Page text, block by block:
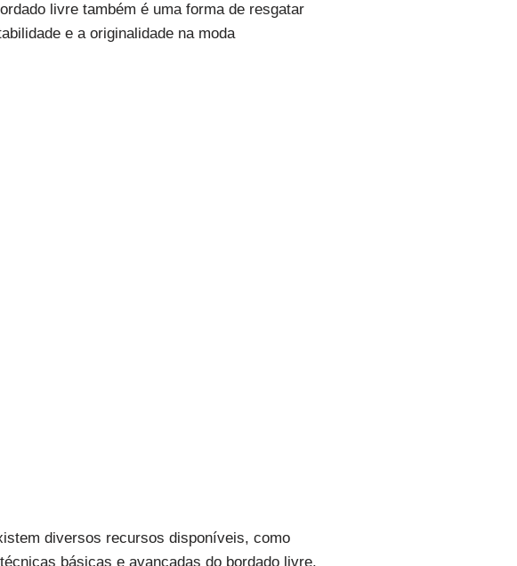
livre também é uma forma de resgatar
e a originalidade na moda
diversos recursos disponíveis, como
básicas e avançadas do bordado livre.